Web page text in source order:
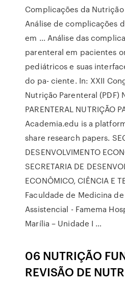
Complicações da Nutrição
Análise de complicações
em ... Análise das
parenteral em pacientes
pediátricos e suas
do pa- ciente. In: XXII
Nutrição Parenteral (PDF)
PARENTERAL NUTRIÇÃO
Academia.edu is a
share research papers.
DESENVOLVIMENTO
SECRETARIA DE
ECONÔMICO, CIÊNCIA E
Faculdade de Medicina
Assistencial - Famema
Marília – Unidade I …
06 NUTRIÇÃO
REVISÃO DE